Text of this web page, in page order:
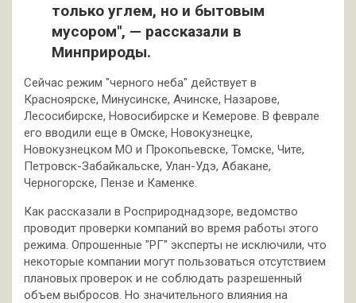
только углем, но и бытовым
мусором", — рассказали в
Минприроды.
Сейчас режим "черного неба" действует в
Красноярске, Минусинске, Ачинске, Назарове,
Лесосибирске, Новосибирске и Кемерове. В феврале
его вводили еще в Омске, Новокузнецке,
Новокузнецком МО и Прокопьевске, Томске, Чите,
Петровск-Забайкальске, Улан-Удэ, Абакане,
Черногорске, Пензе и Каменке.
Как рассказали в Росприроднадзоре, ведомство
проводит проверки компаний во время работы этого
режима. Опрошенные "РГ" эксперты не исключили, что
некоторые компании могут пользоваться отсутствием
плановых проверок и не соблюдать разрешенный
объем выбросов. Но значительного влияния на